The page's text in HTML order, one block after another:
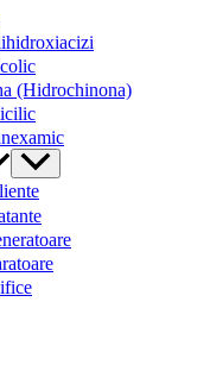
(Hidrochinona)
Menu
Toggle